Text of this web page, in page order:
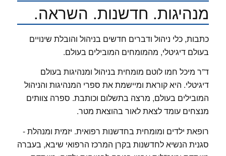
מנהיגות. חדשנות. השראה.
כתבות, כלי ניהול ודברים חדשים בניהול והובלת שינויים
בעולם דיגיטלי, מהמומחים המובילים בעולם.
ד”ר מיכל חמו לוטם מומחית בניהול ומנהיגות בעולם
דיגיטלי. היא קוראת ומיישמת את ספרי המנהיגות והניהול
המובילים בעולם, מרצה בתשלום וכותבת. ספרה צוותים
מנצחים עומד לצאת לאור בהוצאת מטר.
רופאת ילדים ומומחית בחדשנות רפואית. יזמית ומנהלת -
סגנית הנשיא לחדשנות בקרן המרכז הרפואי שיבא, בעברה